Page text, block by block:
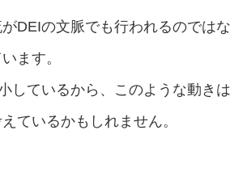
DEIの文脈でも行われるのではな
ます。
しているから、このような動きは
ているかもしれません。